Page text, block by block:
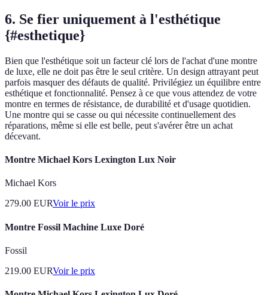
6. Se fier uniquement à l'esthétique
{#esthetique}
Bien que l'esthétique soit un facteur clé lors de l'achat d'une montre
de luxe, elle ne doit pas être le seul critère. Un design attrayant peut
parfois masquer des défauts de qualité. Privilégiez un équilibre entre
esthétique et fonctionnalité. Pensez à ce que vous attendez de votre
montre en termes de résistance, de durabilité et d'usage quotidien.
Une montre qui se casse ou qui nécessite continuellement des
réparations, même si elle est belle, peut s'avérer être un achat
décevant.
Montre Michael Kors Lexington Lux Noir
Michael Kors
279.00 EURVoir le prix
Montre Fossil Machine Luxe Doré
Fossil
219.00 EURVoir le prix